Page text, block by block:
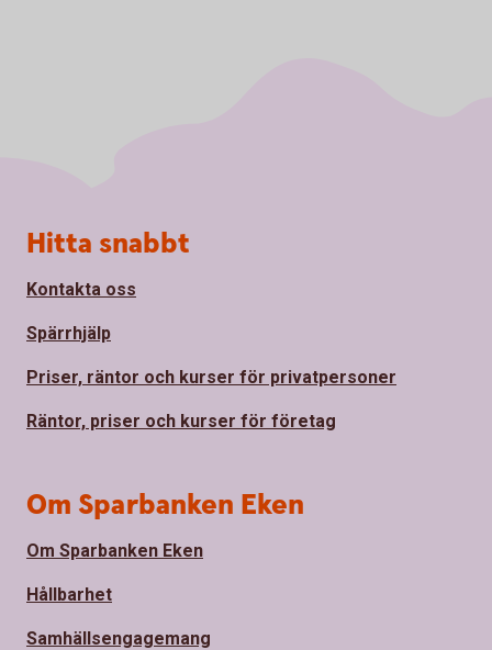
Sidfot
Hitta snabbt
Kontakta oss
Spärrhjälp
Priser, räntor och kurser för privatpersoner
Räntor, priser och kurser för företag
Om Sparbanken Eken
Om Sparbanken Eken
Hållbarhet
Samhällsengagemang